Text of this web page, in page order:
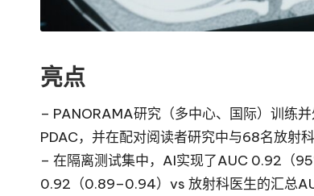
亮点
– PANORAMA研究（多中心、国际）训练
PDAC，并在配对阅读者研究中与68名放射科
– 在隔离测试集中，AI实现了AUC 0.92（
0.92（0.89–0.94）vs 放射科医生的汇总